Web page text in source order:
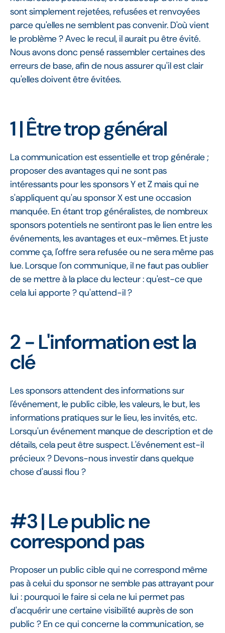
sont simplement rejetées, refusées et renvoyées
parce qu'elles ne semblent pas convenir. D'où vient
le problème ? Avec le recul, il aurait pu être évité.
Nous avons donc pensé rassembler certaines des
erreurs de base, afin de nous assurer qu'il est clair
qu'elles doivent être évitées.
1 | Être trop général
La communication est essentielle et trop générale ;
proposer des avantages qui ne sont pas
intéressants pour les sponsors Y et Z mais qui ne
s'appliquent qu'au sponsor X est une occasion
manquée. En étant trop généralistes, de nombreux
sponsors potentiels ne sentiront pas le lien entre les
événements, les avantages et eux-mêmes. Et juste
comme ça, l'offre sera refusée ou ne sera même pas
lue. Lorsque l'on communique, il ne faut pas oublier
de se mettre à la place du lecteur : qu'est-ce que
cela lui apporte ? qu'attend-il ?
2 - L'information est la
clé
Les sponsors attendent des informations sur
l'événement, le public cible, les valeurs, le but, les
informations pratiques sur le lieu, les invités, etc.
Lorsqu'un événement manque de description et de
détails, cela peut être suspect. L'événement est-il
précieux ? Devons-nous investir dans quelque
chose d'aussi flou ?
#3 | Le public ne
correspond pas
Proposer un public cible qui ne correspond même
pas à celui du sponsor ne semble pas attrayant pour
lui : pourquoi le faire si cela ne lui permet pas
d'acquérir une certaine visibilité auprès de son
public ? En ce qui concerne la communication, se